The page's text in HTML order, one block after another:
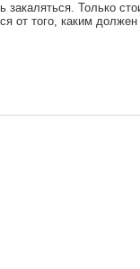
Только
от того, каким